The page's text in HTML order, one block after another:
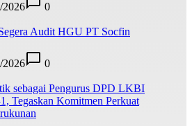
2026
0
Audit HGU PT Socfin
2026
0
sebagai Pengurus DPD LKBI
Tegaskan Komitmen Perkuat